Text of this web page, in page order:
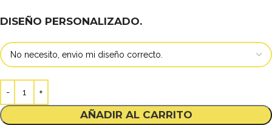
DISEÑO PERSONALIZADO.
AÑADIR AL CARRITO